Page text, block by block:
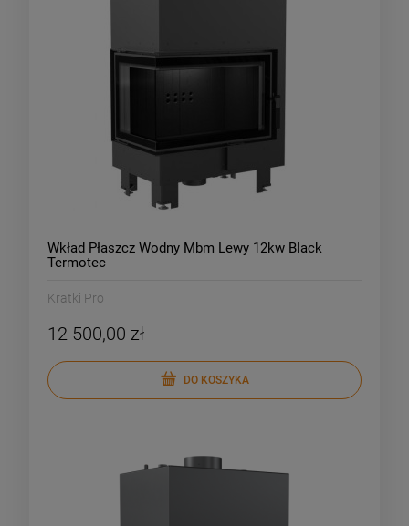
Wkład Płaszcz Wodny Mbm Lewy 12kw Black
Termotec
Kratki Pro
12 500,00 zł
DO KOSZYKA